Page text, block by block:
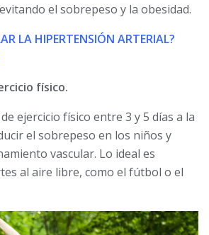
el sobrepeso y la obesidad.
LA HIPERTENSIÓN ARTERIAL?
físico.
ejercicio físico entre 3 y 5 días a la
el sobrepeso en los niños y
vascular. Lo ideal es
al aire libre, como el fútbol o el